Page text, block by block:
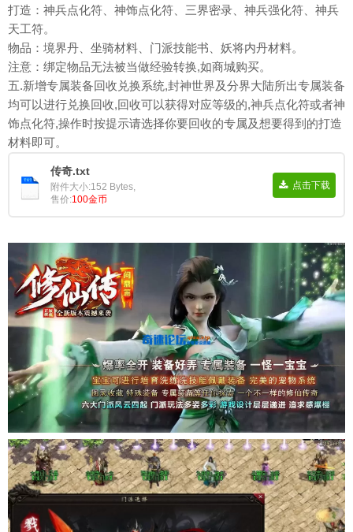
打造：神兵点化符、神饰点化符、三界密录、神兵强化符、神兵
天工符。
物品：境界丹、坐骑材料、门派技能书、妖将内丹材料。
注意：绑定物品无法被当做经验转换,如商城购买。
五.新增专属装备回收兑换系统,封神世界及分界大陆所出专属装备
均可以进行兑换回收,回收可以获得对应等级的,神兵点化符或者神
饰点化符,操作时按提示请选择你要回收的专属及想要得到的打造
材料即可。
传奇.txt
附件大小:152 Bytes,
售价:100金币
点击下载